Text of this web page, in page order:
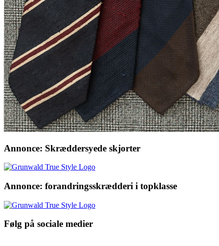
Annonce: Skræddersyede skjorter
Annonce: forandringsskrædderi i topklasse
Følg på sociale medier